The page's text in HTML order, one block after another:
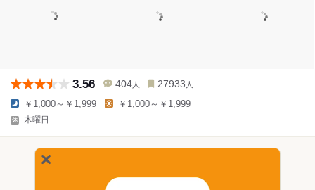
3.56 404 人 27933 人
￥1,000～￥1,999 ￥1,000～￥1,999
木曜日